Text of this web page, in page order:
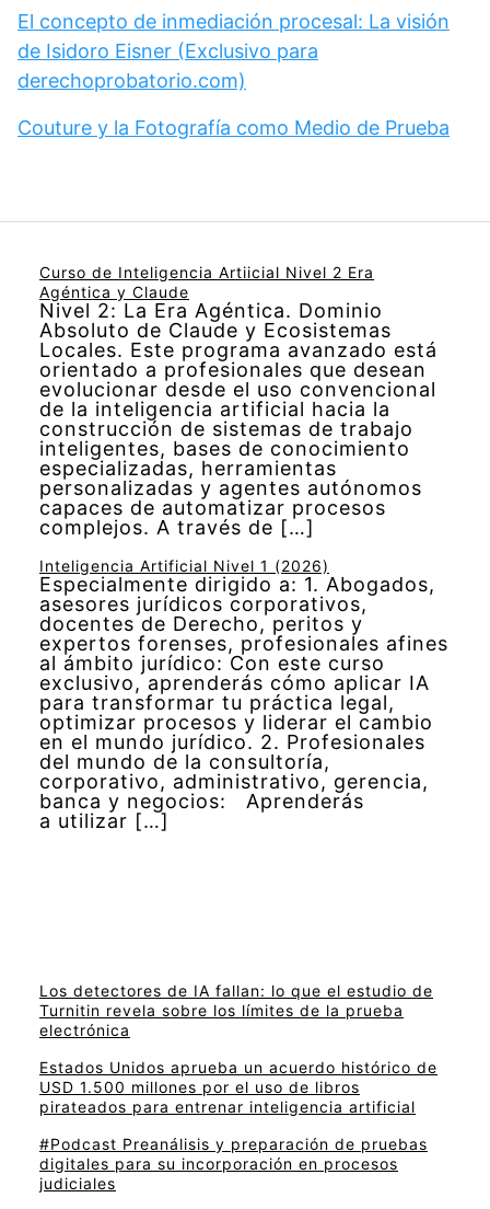
El concepto de inmediación procesal: La visión
de Isidoro Eisner (Exclusivo para
derechoprobatorio.com)
Couture y la Fotografía como Medio de Prueba
Curso de Inteligencia Artiicial Nivel 2 Era
Agéntica y Claude
Nivel 2: La Era Agéntica. Dominio
Absoluto de Claude y Ecosistemas
Locales. Este programa avanzado está
orientado a profesionales que desean
evolucionar desde el uso convencional
de la inteligencia artificial hacia la
construcción de sistemas de trabajo
inteligentes, bases de conocimiento
especializadas, herramientas
personalizadas y agentes autónomos
capaces de automatizar procesos
complejos. A través de […]
Inteligencia Artificial Nivel 1 (2026)
Especialmente dirigido a: 1. Abogados,
asesores jurídicos corporativos,
docentes de Derecho, peritos y
expertos forenses, profesionales afines
al ámbito jurídico: Con este curso
exclusivo, aprenderás cómo aplicar IA
para transformar tu práctica legal,
optimizar procesos y liderar el cambio
en el mundo jurídico. 2. Profesionales
del mundo de la consultoría,
corporativo, administrativo, gerencia,
banca y negocios: Aprenderás
a utilizar […]
Los detectores de IA fallan: lo que el estudio de
Turnitin revela sobre los límites de la prueba
electrónica
Estados Unidos aprueba un acuerdo histórico de
USD 1.500 millones por el uso de libros
pirateados para entrenar inteligencia artificial
#Podcast Preanálisis y preparación de pruebas
digitales para su incorporación en procesos
judiciales